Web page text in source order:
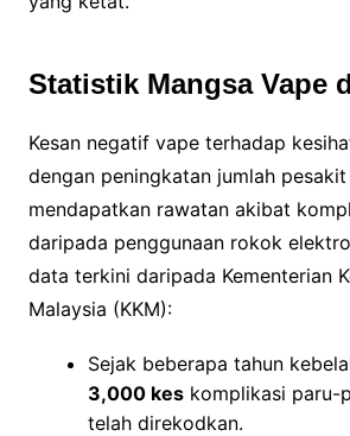
Statistik Mangsa Vape
Kesan negatif vape terhadap
dengan peningkatan jumlah
mendapatkan rawatan akibat
daripada penggunaan rokok
data terkini daripada Kementerian
Malaysia (KKM):
Sejak beberapa tahun
3,000 keskomplikasi paru-
telah direkodkan.